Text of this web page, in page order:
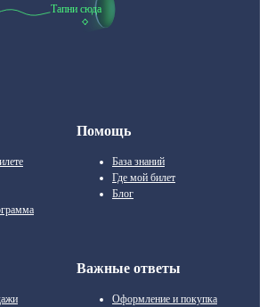
Тапни сюда
Помощь
База знаний
Где мой билет
Блог
Важные ответы
Оформление и покупка